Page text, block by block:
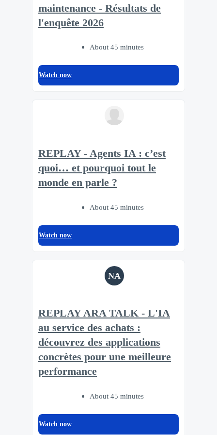
maintenance - Résultats de
l'enquête 2026
About 45 minutes
Watch now
REPLAY - Agents IA : c’est
quoi… et pourquoi tout le
monde en parle ?
About 45 minutes
Watch now
NA
REPLAY ARA TALK - L'IA
au service des achats :
découvrez des applications
concrètes pour une meilleure
performance
About 45 minutes
Watch now